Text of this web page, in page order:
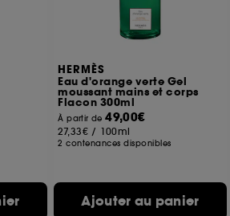
HERMÈS
Eau d'orange verte Gel
moussant mains et corps
Flacon 300ml
À partir de49,00€
27,33€ / 100ml
2 contenances disponibles
Ajouter au panier